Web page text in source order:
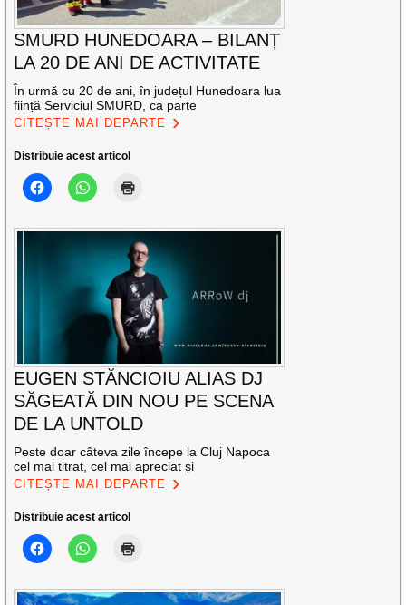
SMURD HUNEDOARA – BILANȚ
LA 20 DE ANI DE ACTIVITATE
În urmă cu 20 de ani, în județul Hunedoara lua
ființă Serviciul SMURD, ca parte
CITEȘTE MAI DEPARTE
Distribuie acest articol
EUGEN STĂNCIOIU ALIAS DJ
SĂGEATĂ DIN NOU PE SCENA
DE LA UNTOLD
Peste doar câteva zile începe la Cluj Napoca
cel mai titrat, cel mai apreciat și
CITEȘTE MAI DEPARTE
Distribuie acest articol